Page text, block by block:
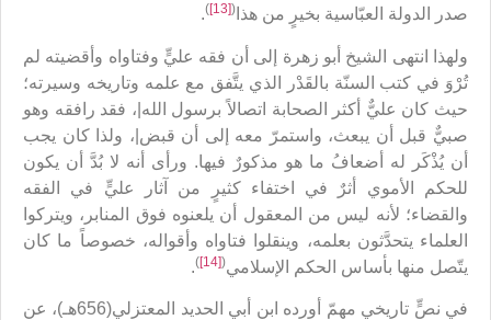
صدر الدولة العبّاسية بخيرٍ من هذا (
[13]
)
.
ولهذا انتهى الشيخ أبو زهرة إلى أن فقه عليٍّ وفتاواه وأقضيته لم
تُرْوَ في كتب السنّة بالقَدْر الذي يتَّفق مع علمه وتاريخه وسيرته؛
حيث كان عليٌّ أكثر الصحابة اتصالاً برسول الله|، فقد رافقه وهو
صبيٌّ قبل أن يبعث، واستمرّ معه إلى أن قبض|، ولذا كان يجب
أن يُذْكَر له أضعافُ ما هو مذكورٌ فيها. ورأى أنه لا بُدَّ أن يكون
للحكم الأموي أثرٌ في اختفاء كثيرٍ من آثار عليٍّ في الفقه
والقضاء؛ لأنه ليس من المعقول أن يلعنوه فوق المنابر، ويتركوا
العلماء يتحدَّثون بعلمه، وينقلوا فتاواه وأقواله، خصوصاً ما كان
يتّصل منها بأساس الحكم الإسلامي(
[14]
)
.
في نصٍّ تاريخي مهمّ أورده ابن أبي الحديد المعتزلي(656هـ)، عن